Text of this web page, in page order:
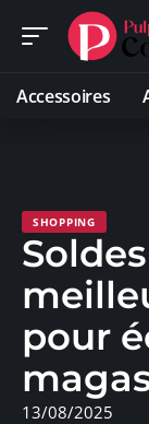
Accessoires
SHOPPING
pour
13/08/2025